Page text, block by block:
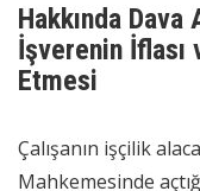
Hakkında Dava
İşverenin İflası
Etmesi
Çalışanın işçilik
Mahkemesinde